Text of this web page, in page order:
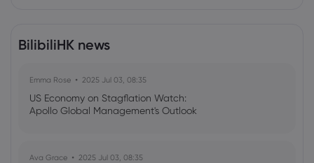
BilibiliHK news
Emma Rose 2025 Jul 03, 08:35
US Economy on Stagflation Watch:
Apollo Global Management's Outlook
Ava Grace 2025 Jul 03, 08:35